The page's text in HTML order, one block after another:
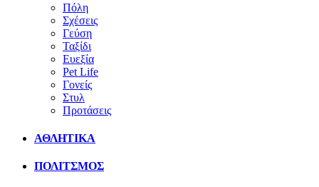
Πόλη
Σχέσεις
Γεύση
Ταξίδι
Ευεξία
Pet Life
Γονείς
Στυλ
Προτάσεις
ΑΘΛΗΤΙΚΑ
ΠΟΛΙΤΣΜΟΣ